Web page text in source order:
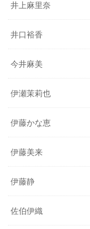
井上麻里奈
井口裕香
今井麻美
伊瀬茉莉也
伊藤かな恵
伊藤美来
伊藤静
佐伯伊織